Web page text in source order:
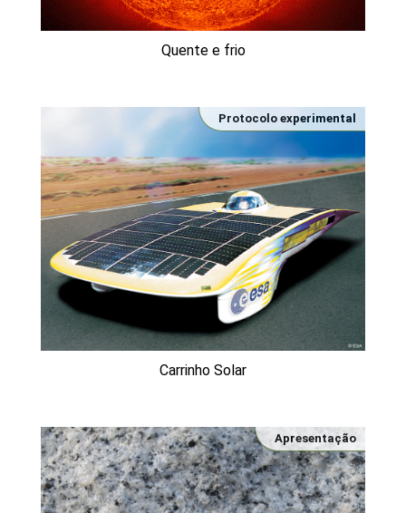
Quente e frio
Carrinho Solar
Protocolo experimental
Apresentação